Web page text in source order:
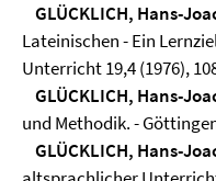
GLÜCKLICH, Hans-
Lateinischen - Ein
Unterricht 19,4 (1976),
GLÜCKLICH, Hans-
und Methodik. -
GLÜCKLICH, Hans-